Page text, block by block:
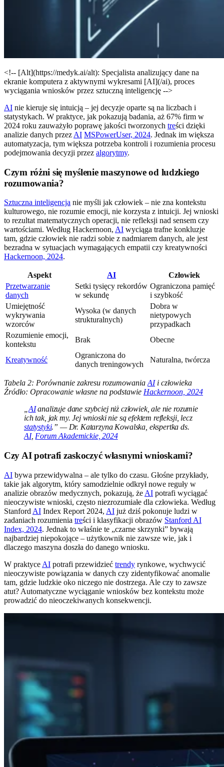
<!-- [Alt](https://medyk.ai/alt): Specjalista analizujący dane na
ekranie komputera z aktywnymi wykresami [AI](/ai), proces
wyciągania wniosków przez sztuczną inteligencję -->
AI nie kieruje się intuicją – jej decyzje oparte są na liczbach i
statystykach. W praktyce, jak pokazują badania, aż 67% firm w
2024 roku zauważyło poprawę jakości tworzonych treści dzięki
analizie danych przez AI MSPowerUser, 2024. Jednak im większa
automatyzacja, tym większa potrzeba kontroli i rozumienia procesu
podejmowania decyzji przez algorytmy.
Czym różni się myślenie maszynowe od ludzkiego
rozumowania?
Sztuczna inteligencja nie myśli jak człowiek – nie zna kontekstu
kulturowego, nie rozumie emocji, nie korzysta z intuicji. Jej wnioski
to rezultat matematycznych operacji, nie refleksji nad sensem czy
wartościami. Według Hackernoon, AI wyciąga trafne konkluzje
tam, gdzie człowiek nie radzi sobie z nadmiarem danych, ale jest
bezradna w sytuacjach wymagających empatii czy kreatywności
Hackernoon, 2024.
Aspekt AI
Człowiek
Przetwarzanie
danych
Setki tysięcy rekordów
w sekundę
Ograniczona pamięć
i szybkość
Umiejętność
wykrywania
wzorców
Wysoka (w danych
strukturalnych)
Dobra w
nietypowych
przypadkach
Rozumienie emocji,
kontekstu
Brak Obecne
Kreatywność
Ograniczona do
danych treningowych
Naturalna, twórcza
Tabela 2: Porównanie zakresu rozumowania AIi człowieka
Źródło: Opracowanie własne na podstawie Hackernoon, 2024
AIanalizuje dane szybciej niż człowiek, ale nie rozumie
ich tak, jak my. Jej wnioski nie są efektem refleksji, lecz
statystyki.” — Dr. Katarzyna Kowalska, ekspertka ds.
AI, Forum Akademickie, 2024
Czy AI potrafi zaskoczyć własnymi wnioskami?
AI bywa przewidywalna – ale tylko do czasu. Głośne przykłady,
takie jak algorytm, który samodzielnie odkrył nowe reguły w
analizie obrazów medycznych, pokazują, że AI potrafi wyciągać
nieoczywiste wnioski, często niezrozumiałe dla człowieka. Według
Stanford AI Index Report 2024, AI już dziś pokonuje ludzi w
zadaniach rozumienia treści i klasyfikacji obrazów Stanford AI
Index, 2024. Jednak to właśnie te „czarne skrzynki” bywają
najbardziej niepokojące – użytkownik nie zawsze wie, jak i
dlaczego maszyna doszła do danego wniosku.
W praktyce AI potrafi przewidzieć trendy rynkowe, wychwycić
nieoczywiste powiązania w danych czy zidentyfikować anomalie
tam, gdzie ludzkie oko niczego nie dostrzega. Ale czy to zawsze
atut? Automatyczne wyciąganie wniosków bez kontekstu może
prowadzić do nieoczekiwanych konsekwencji.